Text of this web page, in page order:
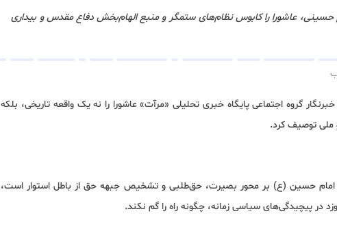
عاشورا را کابوس نظام‌های ستمگر و منبع الهام‌بخش دفاع مقدس و بیداری
گروه اجتماعی پایگاه خبری تحلیلی «مرآت» عاشورا را نه یک واقعه تاریخی، بلکه
ملی توصیف کرد.
امام حسین (ع) بر محور بصیرت، حق‌طلبی و تشخیص جبهه حق از باطل استوار است،
در پیچیدگی‌های سیاسی زمانه، چگونه راه را گم نکند.